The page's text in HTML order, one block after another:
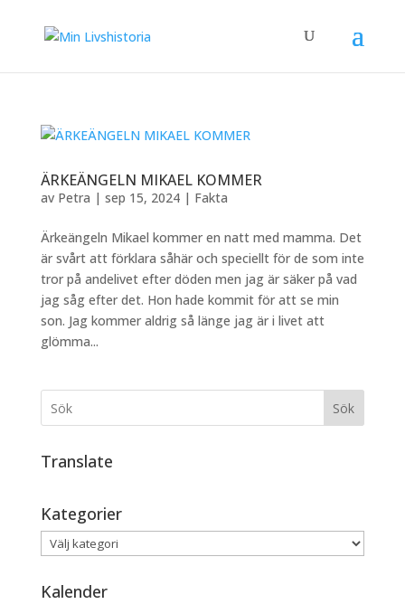
ÄRKEÄNGELN MIKAEL KOMMER
av Petra | sep 15, 2024| Fakta
Ärkeängeln Mikael kommer en natt med mamma. Det
är svårt att förklara såhär och speciellt för de som inte
tror på andelivet efter döden men jag är säker på vad
jag såg efter det. Hon hade kommit för att se min
son. Jag kommer aldrig så länge jag är i livet att
glömma...
Sök
Translate
Kategorier
Kategorier
Kalender